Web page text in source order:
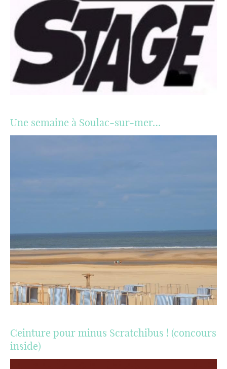
Une semaine à Soulac-sur-mer…
Ceinture pour minus Scratchibus ! (concours
inside)